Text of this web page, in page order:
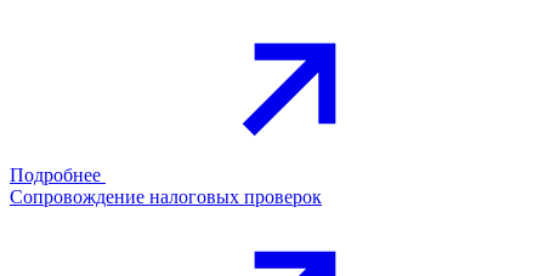
Подробнее
Сопровождение налоговых проверок